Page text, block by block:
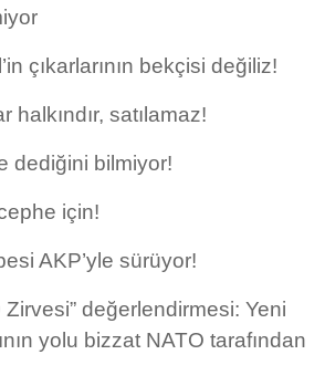
çıkarlarının bekçisi değiliz!
halkındır, satılamaz!
dediğini bilmiyor!
için!
AKP’yle sürüyor!
Zirvesi” değerlendirmesi: Yeni
yolu bizzat NATO tarafından